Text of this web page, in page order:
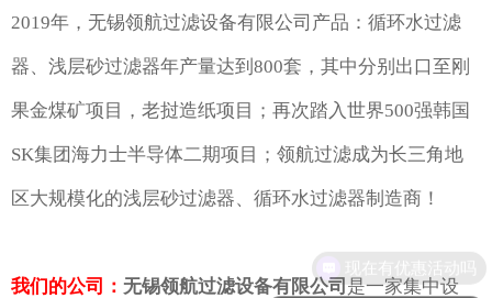
2019年，无锡领航过滤设备有限公司产品：循环水过滤
器、浅层砂过滤器年产量达到800套，其中分别出口至刚
果金煤矿项目，老挝造纸项目；再次踏入世界500强韩国
SK集团海力士半导体二期项目；领航过滤成为长三角地
区大规模化的浅层砂过滤器、循环水过滤器制造商！
我们的公司： 无锡领航过滤设备有限公司 是一家集中设